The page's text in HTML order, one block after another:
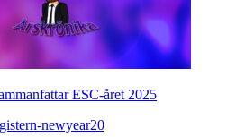
ESC-året 2025